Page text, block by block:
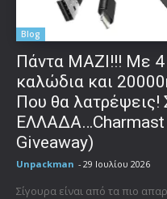
Blog
Πάντα ΜΑΖΙ!!! Με
καλώδια και
Που θα
ΕΛΛΑΔΑ…Charmast
Giveaway)
Unpackman - 29 Ιουλίου 2026
Σίγουρα είναι από τα πιο